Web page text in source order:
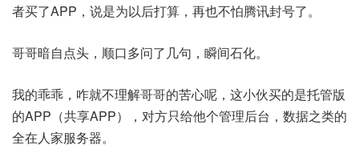
者买了APP，说是为以后打算，再也不怕腾讯封号了。
哥哥暗自点头，顺口多问了几句，瞬间石化。
我的乖乖，咋就不理解哥哥的苦心呢，这小伙买的是托管版
的APP（共享APP），对方只给他个管理后台，数据之类的
全在人家服务器。